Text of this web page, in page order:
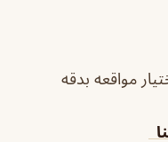
مواقعه بدقه